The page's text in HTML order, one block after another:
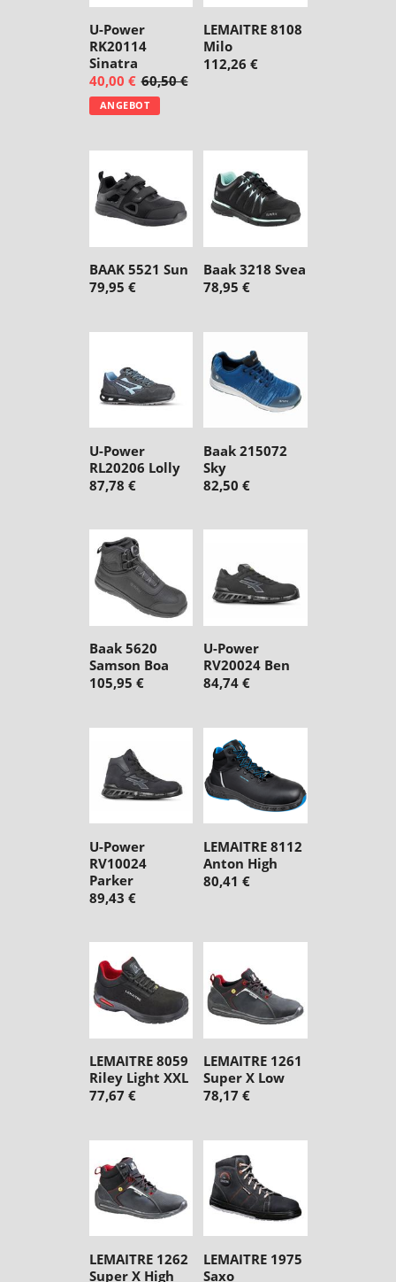
U-Power
RK20114
Sinatra
40,00 € 60,50 €
ANGEBOT
LEMAITRE 8108
Milo
112,26 €
BAAK 5521 Sun
79,95 €
Baak 3218 Svea
78,95 €
U-Power
RL20206 Lolly
87,78 €
Baak 215072
Sky
82,50 €
Baak 5620
Samson Boa
105,95 €
U-Power
RV20024 Ben
84,74 €
U-Power
RV10024
Parker
89,43 €
LEMAITRE 8112
Anton High
80,41 €
LEMAITRE 8059
Riley Light XXL
77,67 €
LEMAITRE 1261
Super X Low
78,17 €
LEMAITRE 1262
Super X High
LEMAITRE 1975
Saxo